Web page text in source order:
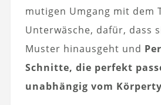
mutigen Umgang mit dem
Unterwäsche, dafür, dass
Muster hinausgeht und
Schnitte, die perfekt
unabhängig vom